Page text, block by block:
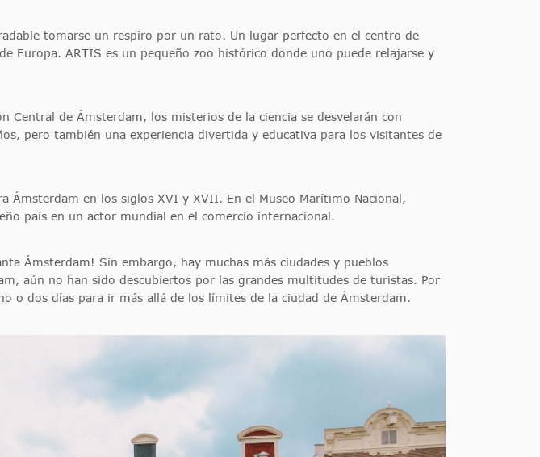
tomarse un respiro por un rato. Un lugar perfecto en el centro de
Europa. ARTIS es un pequeño zoo histórico donde uno puede relajarse y
Central de Ámsterdam, los misterios de la ciencia se desvelarán con
pero también una experiencia divertida y educativa para los visitantes de
Ámsterdam en los siglos XVI y XVII. En el Museo Marítimo Nacional,
país en un actor mundial en el comercio internacional.
Ámsterdam! Sin embargo, hay muchas más ciudades y pueblos
aún no han sido descubiertos por las grandes multitudes de turistas. Por
o dos días para ir más allá de los límites de la ciudad de Ámsterdam.